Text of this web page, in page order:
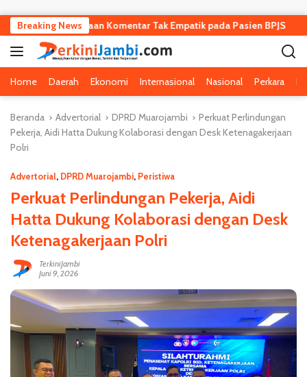
Breaking News
Terkait Dugaan Komentar Tak Empatik pada Pasien BPJS
Home Daerah Ekonomi Internasional Nasional Perkara
Beranda Advertorial DPRD Muarojambi
Perkuat Perlindungan
Pekerja, Aidi Hatta Dukung Kolaborasi dengan Desk Ketenagakerjaan
Polri
Advertorial, DPRD Muarojambi, Peristiwa
Perkuat Perlindungan Pekerja, Aidi
Hatta Dukung Kolaborasi dengan Desk
Ketenagakerjaan Polri
TerkiniJambi
Juni 9, 2026